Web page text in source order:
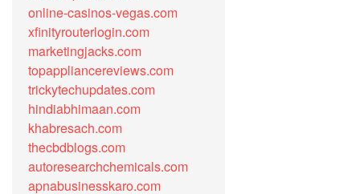
online-casinos-vegas.com
xfinityrouterlogin.com
marketingjacks.com
topappliancereviews.com
trickytechupdates.com
hindiabhimaan.com
khabresach.com
thecbdblogs.com
autoresearchchemicals.com
apnabusinesskaro.com